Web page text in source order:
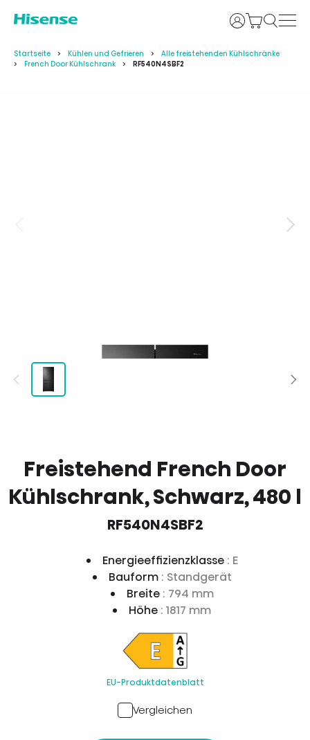
Anmelden
Startseite Kühlen und Gefrieren
Alle freistehenden Kühlschränke
French Door Kühlschrank
RF540N4SBF2
Freistehend French Door
Kühlschrank, Schwarz, 480 l
RF540N4SBF2
Energieeffizienzklasse : E
Bauform : Standgerät
Breite : 794 mm
Höhe : 1817 mm
EU-Produktdatenblatt
Vergleichen